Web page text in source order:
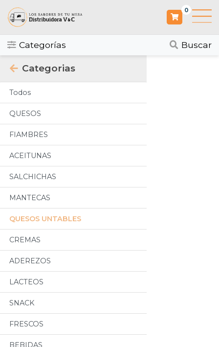
0
Categorías Buscar
Categorias
Todos
QUESOS
FIAMBRES
ACEITUNAS
SALCHICHAS
MANTECAS
QUESOS UNTABLES
CREMAS
ADEREZOS
LACTEOS
SNACK
FRESCOS
BEBIDAS